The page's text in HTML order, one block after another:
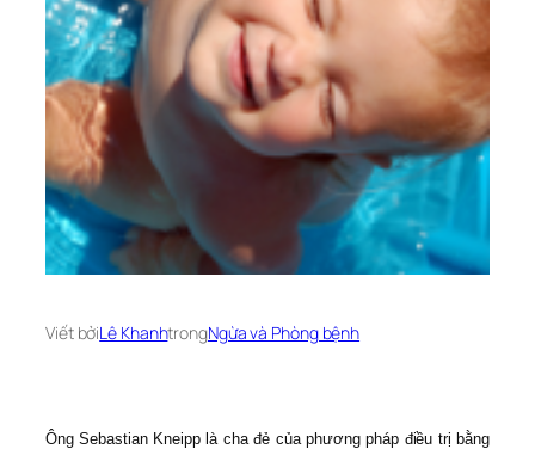
Viết bởiLê KhanhtrongNgừa và Phòng bệnh
Ông Sebastian Kneipp là cha đẻ của phương pháp điều trị bằng